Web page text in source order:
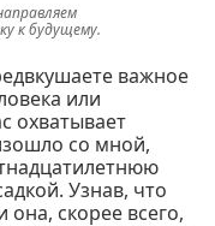
к будущему.
важное
или
охватывает
со мной,
Узнав, что
скорее всего,